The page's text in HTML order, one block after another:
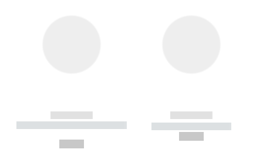
------------
----------- ----------- --------
------------
----------- -----------